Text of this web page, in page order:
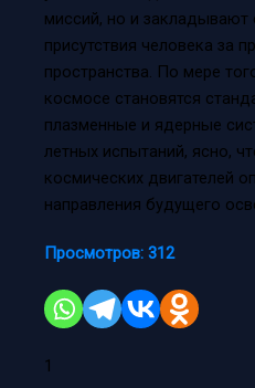
миссий, но и закладывают
присутствия человека за
пространства. По мере
космосе становятся
плазменные и ядерные
летных испытаний, ясно,
космических двигателей
направления будущего
Просмотров: 312
1